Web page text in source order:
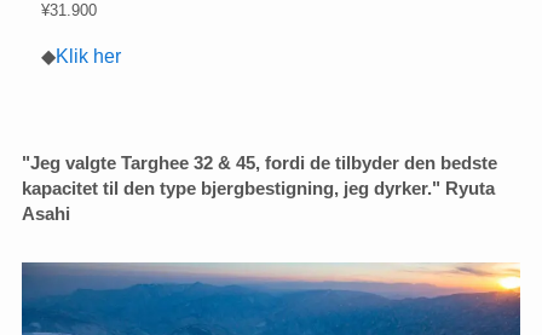
¥31.900
◆Klik her
"Jeg valgte Targhee 32 & 45, fordi de tilbyder den bedste
kapacitet til den type bjergbestigning, jeg dyrker." Ryuta
Asahi